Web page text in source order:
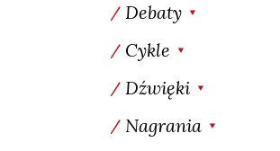
Debaty
Cykle
Dźwięki
Nagrania